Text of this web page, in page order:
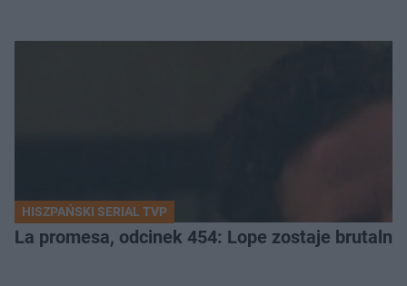
HISZPAŃSKI SERIAL TVP
La promesa, odcinek 454: Lope zostaje